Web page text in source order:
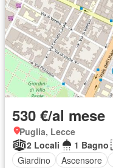
530 €/al mese
Puglia, Lecce
2 Locali
1 Bagno
Giardino
Ascensore